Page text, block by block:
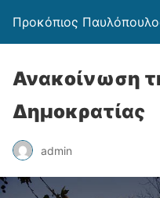
Προκόπιος
Ανακοίνωση
Δημοκρατίας
admin